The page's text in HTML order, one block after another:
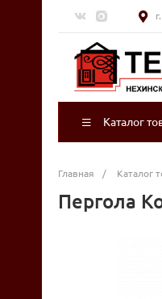
Каталог
Главная / Каталог
Пергола